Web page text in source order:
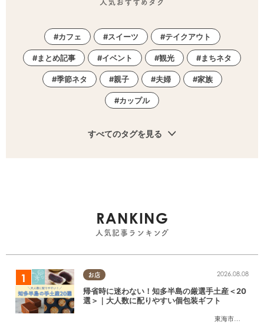
人気おすすめタグ
カフェ スイーツ テイクアウト
まとめ記事 イベント 観光 まちネタ
季節ネタ 親子 夫婦 家族
カップル
すべてのタグを見る
RANKING
人気記事ランキング
お店
東海市
,大府市
2026.08.08
帰省時に迷わない！知多半島の厳選手土産＜20
選＞｜大人数に配りやすい個包装ギフト